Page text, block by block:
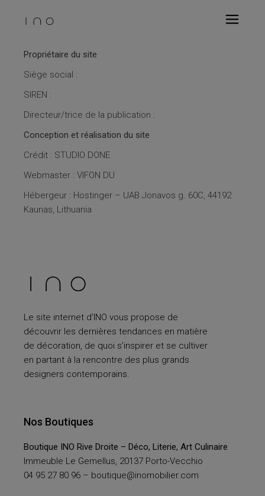
Propriétaire du site
Siège social :
SIREN :
Directeur/trice de la publication :
Conception et réalisation du site
Crédit : STUDIO DONE
Webmaster : VIFON DU
Hébergeur : Hostinger – UAB Jonavos g. 60C, 44192
Kaunas, Lithuania
Le site internet d’INO vous propose de
découvrir les dernières tendances en matière
de décoration, de quoi s’inspirer et se cultiver
en partant à la rencontre des plus grands
designers contemporains.
Nos Boutiques
Boutique INO Rive Droite – Déco, Literie, Art Culinaire
Immeuble Le Gemellus, 20137 Porto-Vecchio
04 95 27 80 96 – boutique@inomobilier.com